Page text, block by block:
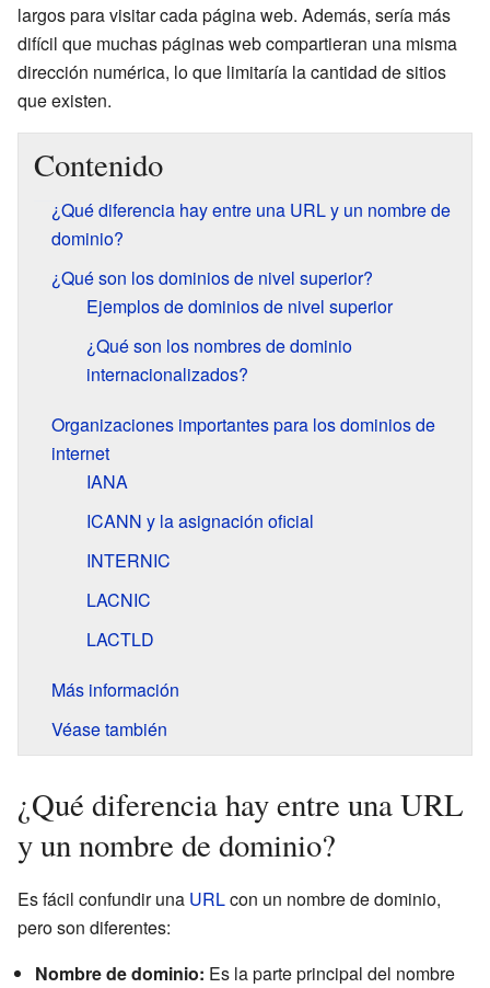
largos para visitar cada página web. Además, sería más
difícil que muchas páginas web compartieran una misma
dirección numérica, lo que limitaría la cantidad de sitios
que existen.
Contenido
¿Qué diferencia hay entre una URL y un nombre de
dominio?
¿Qué son los dominios de nivel superior?
Ejemplos de dominios de nivel superior
¿Qué son los nombres de dominio
internacionalizados?
Organizaciones importantes para los dominios de
internet
IANA
ICANN y la asignación oficial
INTERNIC
LACNIC
LACTLD
Más información
Véase también
¿Qué diferencia hay entre una URL
y un nombre de dominio?
Es fácil confundir una URLcon un nombre de dominio,
pero son diferentes:
Nombre de dominio: Es la parte principal del nombre